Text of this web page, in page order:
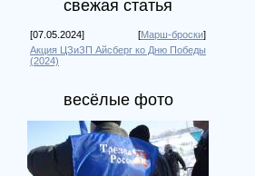
свежая статья
[07.05.2024] [Марш-броски]
Акция ЦЗиЗП Айсберг ко Дню Победы
(2024)
весёлые фото